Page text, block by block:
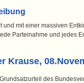
mit einer massiven
Parteinahme und jedes
Krause,
des